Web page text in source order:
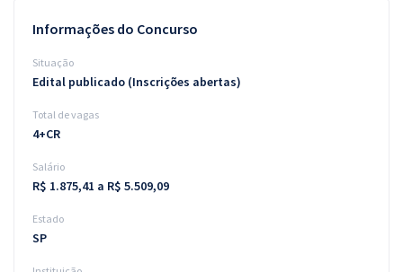
Conteúdo gratuito
Aprovados
Informações do Concurso
Situação
Edital publicado (Inscrições abertas)
Total de vagas
4+CR
Salário
R$ 1.875,41 a R$ 5.509,09
Estado
SP